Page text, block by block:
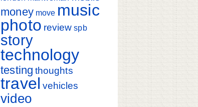
money move music
photo review spb
story
technology
testing thoughts
travel vehicles
video